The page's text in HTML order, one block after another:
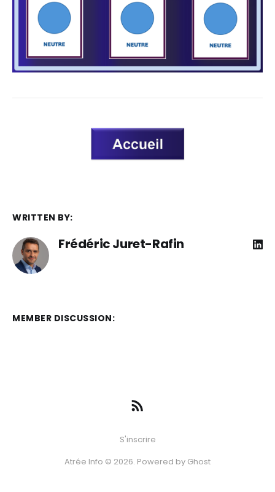
WRITTEN BY:
Frédéric Juret-Rafin
MEMBER DISCUSSION:
S'inscrire
Atrée Info © 2026. Powered by Ghost